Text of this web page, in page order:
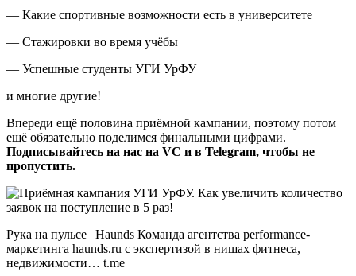
— Какие спортивные возможности есть в университете
— Стажировки во время учёбы
— Успешные студенты УГИ УрФУ
и многие другие!
Впереди ещё половина приёмной кампании, поэтому потом
ещё обязательно поделимся финальными цифрами.
Подписывайтесь на нас на VC и в Telegram, чтобы не
пропустить.
Рука на пульсе | Haunds Команда агентства performance-
маркетинга haunds.ru с экспертизой в нишах фитнеса,
недвижимости… t.me